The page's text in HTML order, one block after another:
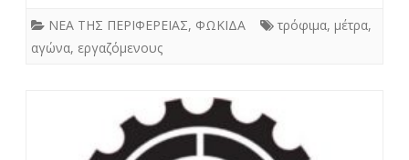
ΝΕΑ ΤΗΣ ΠΕΡΙΦΕΡΕΙΑΣ, ΦΩΚΙΔΑ τρόφιμα, μέτρα,
αγώνα, εργαζόμενους